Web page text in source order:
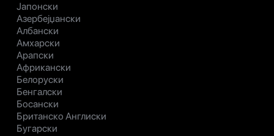
Јапонски
Азербејџански
Албански
Амхарски
Арапски
Африкански
Белоруски
Бенгалски
Босански
Британско Англиски
Бугарски